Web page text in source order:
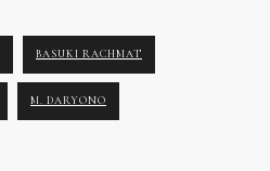
BASUKI RACHMAT
M. DARYONO